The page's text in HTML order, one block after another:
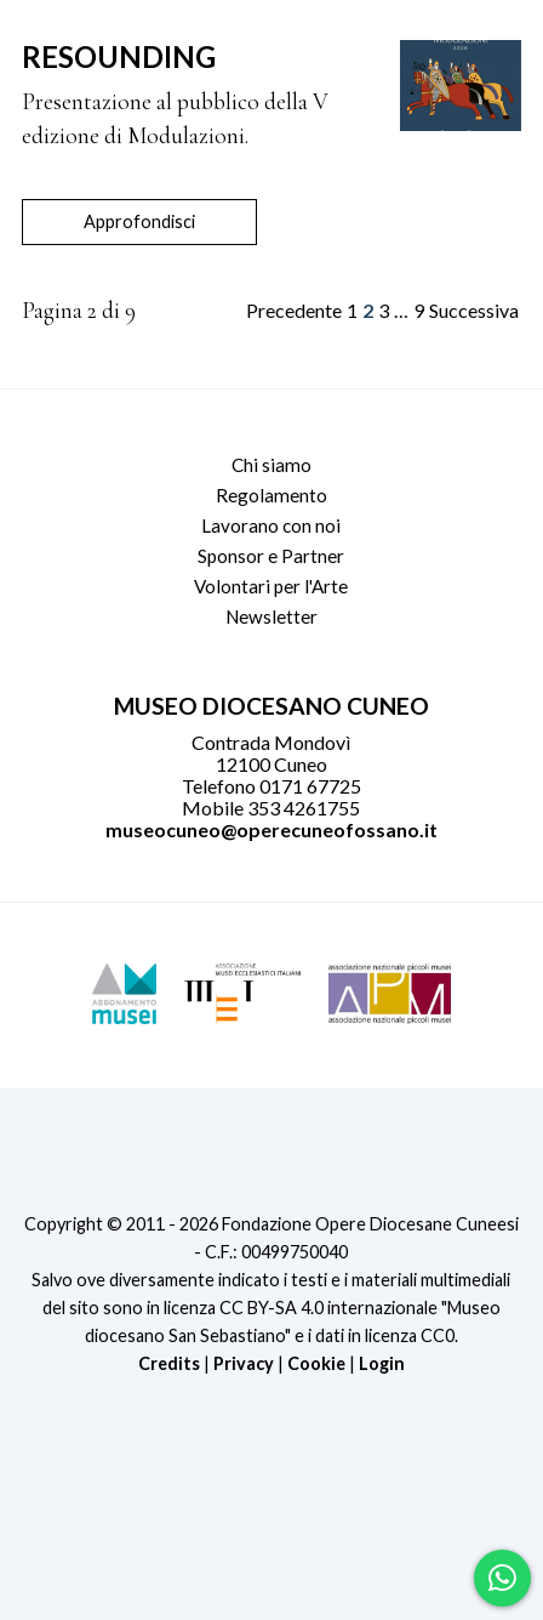
RESOUNDING
Presentazione al pubblico della V
edizione di Modulazioni.
Approfondisci
Pagina 2 di 9 Precedente 1 2 3 … 9 Successiva
Chi siamo
Regolamento
Lavorano con noi
Sponsor e Partner
Volontari per l'Arte
Newsletter
MUSEO DIOCESANO CUNEO
Contrada Mondovì
12100 Cuneo
Telefono 0171 67725
Mobile 353 4261755
museocuneo@operecuneofossano.it
Copyright © 2011 - 2026 Fondazione Opere Diocesane Cuneesi
- C.F.: 00499750040
Salvo ove diversamente indicato i testi e i materiali multimediali
del sito sono in licenza CC BY-SA 4.0 internazionale "Museo
diocesano San Sebastiano" e i dati in licenza CC0.
Credits| Privacy| Cookie| Login